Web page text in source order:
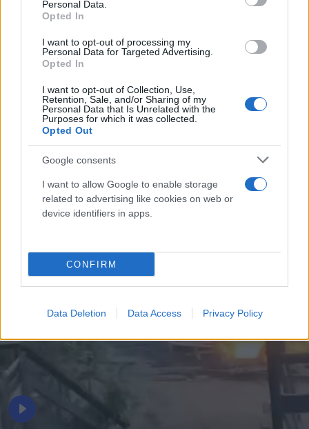
Personal Data.
Opted In
I want to opt-out of processing my
Personal Data for Targeted Advertising.
Opted In
I want to opt-out of Collection, Use,
Retention, Sale, and/or Sharing of my
Personal Data that Is Unrelated with the
Purposes for which it was collected.
Opted Out
Google consents
I want to allow Google to enable storage
related to advertising like cookies on web or
device identifiers in apps.
CONFIRM
Data Deletion Data Access Privacy Policy
FLASH FOCUS